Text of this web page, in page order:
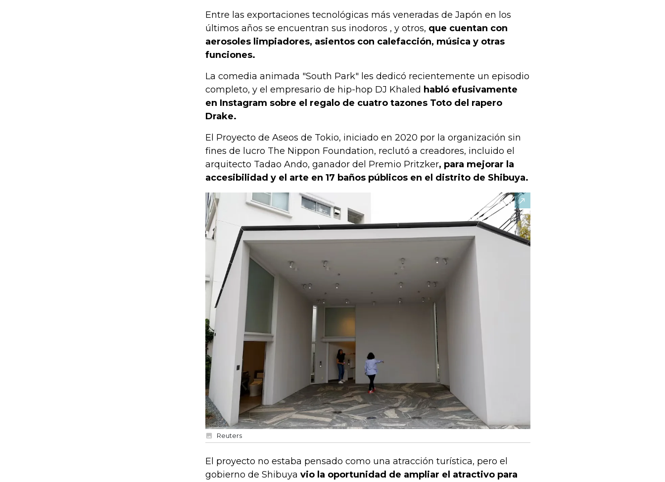
Entre las exportaciones tecnológicas más veneradas de Japón en los
últimos años se encuentran sus inodoros , y otros, que cuentan con
aerosoles limpiadores, asientos con calefacción, música y otras
funciones.
La comedia animada "South Park" les dedicó recientemente un episodio
completo, y el empresario de hip-hop DJ Khaled habló efusivamente
en Instagram sobre el regalo de cuatro tazones Toto del rapero
Drake.
El Proyecto de Aseos de Tokio, iniciado en 2020 por la organización sin
fines de lucro The Nippon Foundation, reclutó a creadores, incluido el
arquitecto Tadao Ando, ​​ganador del Premio Pritzker, para mejorar la
accesibilidad y el arte en 17 baños públicos en el distrito de Shibuya.
Reuters
El proyecto no estaba pensado como una atracción turística, pero el
gobierno de Shibuya vio la oportunidad de ampliar el atractivo para